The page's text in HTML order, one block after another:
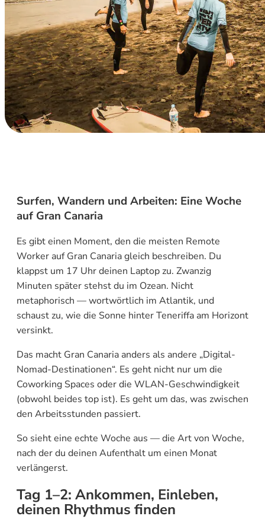
Surfen, Wandern und Arbeiten: Eine Woche
auf Gran Canaria
Es gibt einen Moment, den die meisten Remote
Worker auf Gran Canaria gleich beschreiben. Du
klappst um 17 Uhr deinen Laptop zu. Zwanzig
Minuten später stehst du im Ozean. Nicht
metaphorisch — wortwörtlich im Atlantik, und
schaust zu, wie die Sonne hinter Teneriffa am Horizont
versinkt.
Das macht Gran Canaria anders als andere „Digital-
Nomad-Destinationen“. Es geht nicht nur um die
Coworking Spaces oder die WLAN-Geschwindigkeit
(obwohl beides top ist). Es geht um das, was zwischen
den Arbeitsstunden passiert.
So sieht eine echte Woche aus — die Art von Woche,
nach der du deinen Aufenthalt um einen Monat
verlängerst.
Tag 1–2: Ankommen, Einleben,
deinen Rhythmus finden